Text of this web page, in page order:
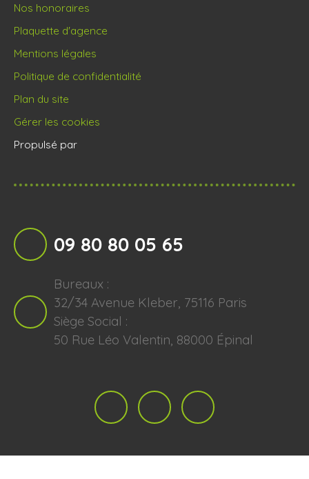
Nos honoraires
Plaquette d'agence
Mentions légales
Politique de confidentialité
Plan du site
Gérer les cookies
Propulsé par
09 80 80 05 65
Bureaux :
32/34 Avenue Kleber, 75116 Paris
Siège Social :
50 Rue Léo Valentin, 88000 Épinal